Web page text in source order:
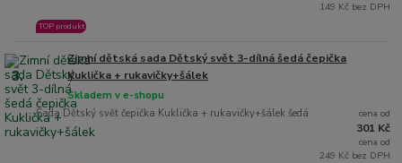
TOP produkt
149 Kč bez DPH
3.
Zimní dětská sada Dětský svět 3-dílná šedá čepička
Kuklička + rukavičky+šálek
Sada Dětský svět čepička Kuklička + rukavičky+šálek šedá
Skladem v e-shopu
cena od
301 Kč
cena od
249 Kč bez DPH